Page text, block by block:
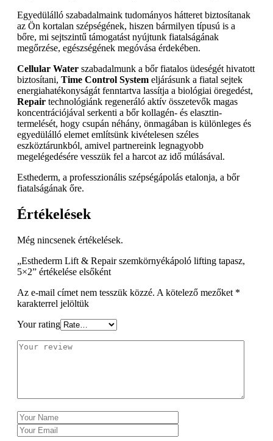
Egyedülálló szabadalmaink tudományos hátteret biztosítanak
az Ön kortalan szépségének, hiszen bármilyen típusú is a
bőre, mi sejtszintű támogatást nyújtunk fiatalságának
megőrzése, egészségének megóvása érdekében.
Cellular Water szabadalmunk a bőr fiatalos üdeségét hivatott
biztosítani, Time Control System eljárásunk a fiatal sejtek
energiahatékonyságát fenntartva lassítja a biológiai öregedést,
Repair technológiánk regeneráló aktív összetevők magas
koncentrációjával serkenti a bőr kollagén- és elasztin-
termelését, hogy csupán néhány, önmagában is különleges és
egyedülálló elemet említsünk kivételesen széles
eszköztárunkból, amivel partnereink legnagyobb
megelégedésére vesszük fel a harcot az idő múlásával.
Esthederm, a professzionális szépségápolás etalonja, a bőr
fiatalságának őre.
Értékelések
Még nincsenek értékelések.
„Esthederm Lift & Repair szemkörnyékápoló lifting tapasz,
5×2” értékelése elsőként
Az e-mail címet nem tesszük közzé. A kötelező mezőket *
karakterrel jelöltük
Your rating